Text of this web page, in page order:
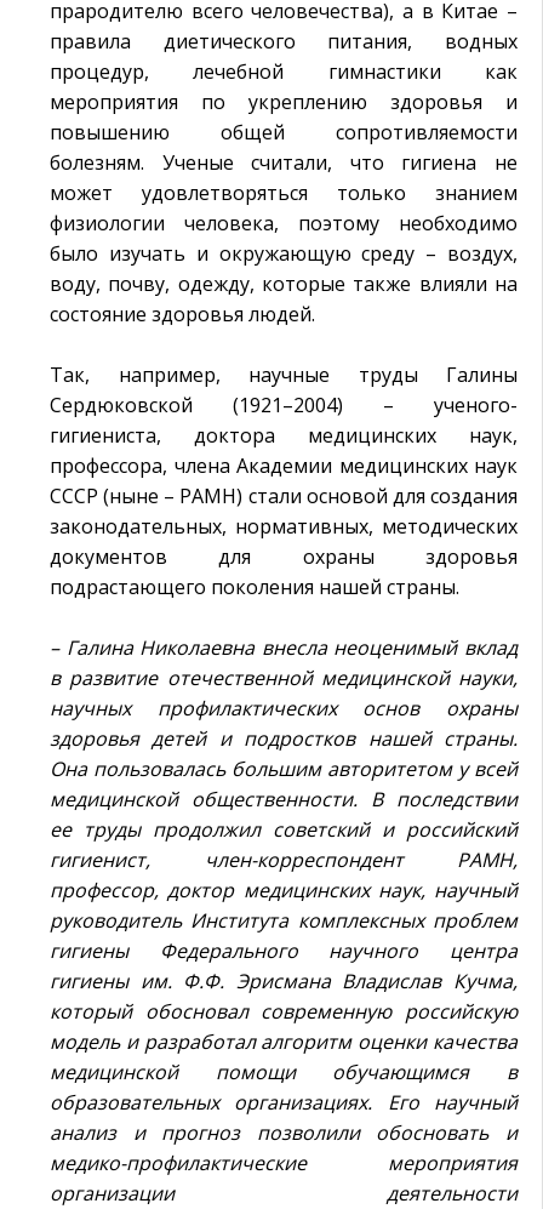
прародителю всего человечества), а в Китае –
правила диетического питания, водных
процедур, лечебной гимнастики как
мероприятия по укреплению здоровья и
повышению общей сопротивляемости
болезням. Ученые считали, что гигиена не
может удовлетворяться только знанием
физиологии человека, поэтому необходимо
было изучать и окружающую среду – воздух,
воду, почву, одежду, которые также влияли на
состояние здоровья людей.
Так, например, научные труды Галины
Сердюковской (1921–2004) – ученого-
гигиениста, доктора медицинских наук,
профессора, члена Академии медицинских наук
СССР (ныне – РАМН) стали основой для создания
законодательных, нормативных, методических
документов для охраны здоровья
подрастающего поколения нашей страны.
– Галина Николаевна внесла неоценимый вклад
в развитие отечественной медицинской науки,
научных профилактических основ охраны
здоровья детей и подростков нашей страны.
Она пользовалась большим авторитетом у всей
медицинской общественности. В последствии
ее труды продолжил советский и российский
гигиенист, член-корреспондент РАМН,
профессор, доктор медицинских наук, научный
руководитель Института комплексных проблем
гигиены Федерального научного центра
гигиены им. Ф.Ф. Эрисмана Владислав Кучма,
который обосновал современную российскую
модель и разработал алгоритм оценки качества
медицинской помощи обучающимся в
образовательных организациях. Его научный
анализ и прогноз позволили обосновать и
медико-профилактические мероприятия
организации деятельности